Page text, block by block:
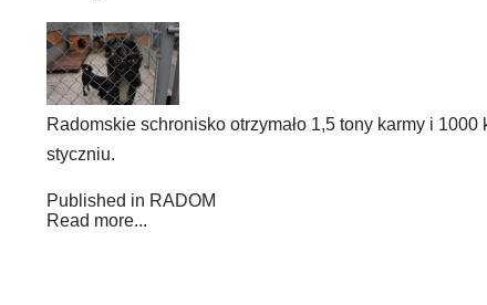
Radomskie schronisko otrzymało 1,5 tony karmy i
styczniu.
Published in RADOM
Read more...